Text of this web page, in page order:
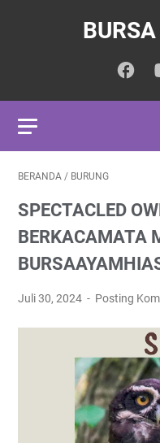
BERANDA / BURUNG
SPECTACLED
BERKACAMATA
Juli 30, 2024 Posting